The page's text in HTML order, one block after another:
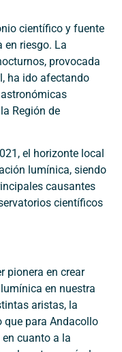
científico y fuente
en riesgo. La
provocada
ha ido afectando
Región de
el horizonte local
lumínica, siendo
causantes
científicos
pionera en crear
en nuestra
aristas, la
que para Andacollo
cuanto a la